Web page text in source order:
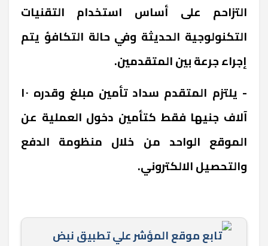
التزاحم على أساس استخدام التقنيات
التكنولوجية الحديثة وفي حالة التكافؤ يتم
إجراء جرعة بين المتقدمين.
- يلتزم المتقدم سداد تأمين مبلغ وقدره ١٠
آلاف جنيها فقط كتأمين دخول العملية عن
الموقع الواحد من خلال منظومة الدفع
والتحصيل الالكتروني.
تابع موقع المؤشر علي تطبيق نبض